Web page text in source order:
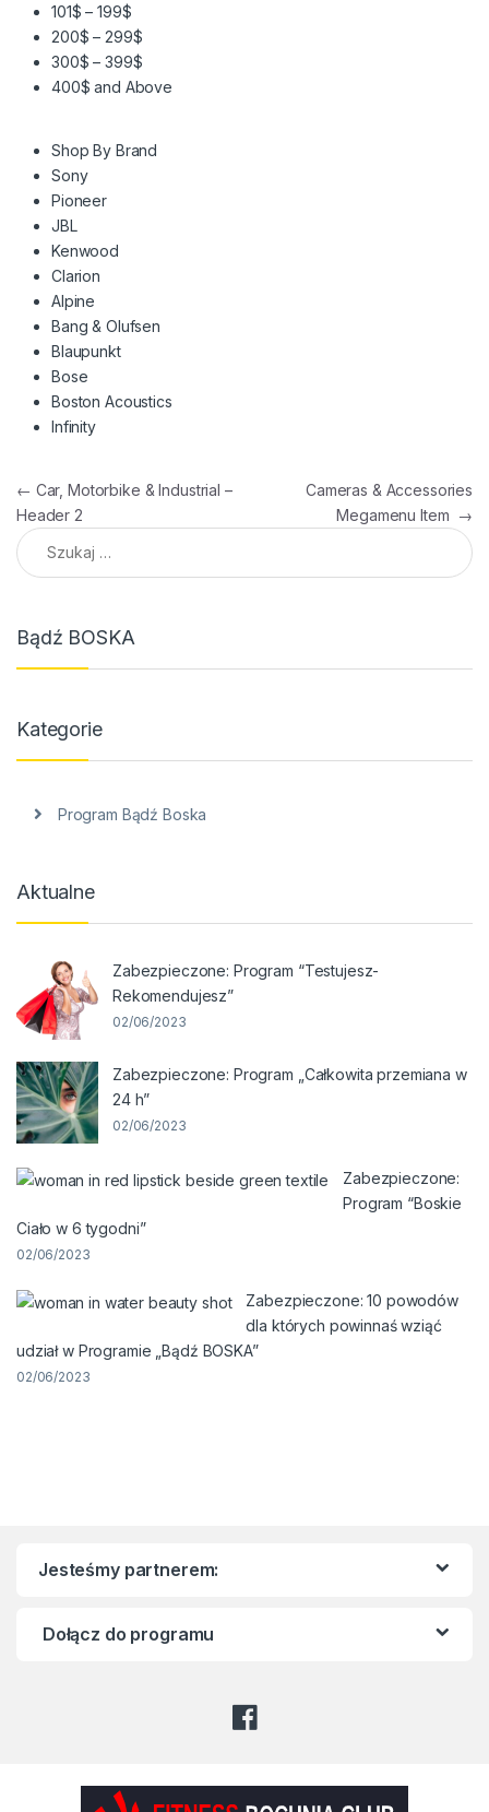
101$ – 199$
200$ – 299$
300$ – 399$
400$ and Above
Shop By Brand
Sony
Pioneer
JBL
Kenwood
Clarion
Alpine
Bang & Olufsen
Blaupunkt
Bose
Boston Acoustics
Infinity
Nawigacja wpisu
← Car, Motorbike & Industrial –
Header 2
Cameras & Accessories
Megamenu Item →
Szukaj:
Bądź BOSKA
Kategorie
Program Bądź Boska
Aktualne
Zabezpieczone: Program “Testujesz-
Rekomendujesz”
02/06/2023
Zabezpieczone: Program „Całkowita przemiana w
24 h”
02/06/2023
Zabezpieczone:
Program “Boskie
Ciało w 6 tygodni”
02/06/2023
Zabezpieczone: 10 powodów
dla których powinnaś wziąć
udział w Programie „Bądź BOSKA”
02/06/2023
Jesteśmy partnerem:
Dołącz do programu